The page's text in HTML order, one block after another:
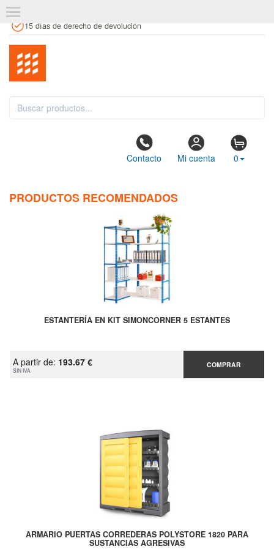
15 días de derecho de devolución
Contacto Mi cuenta 0
PRODUCTOS RECOMENDADOS
ESTANTERÍA EN KIT SIMONCORNER 5 ESTANTES
A partir de: 193.67 €
SIN IVA
COMPRAR
ARMARIO PUERTAS CORREDERAS POLYSTORE 1820 PARA
SUSTANCIAS AGRESIVAS